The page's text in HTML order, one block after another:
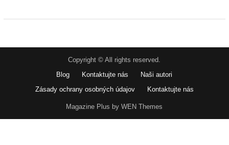
Copyright © All rights reserved.
Blog
Kontaktujte nás
Naši autori
Zásady ochrany osobných údajov
Kontaktujte nás
Magazine Plus by WEN Themes